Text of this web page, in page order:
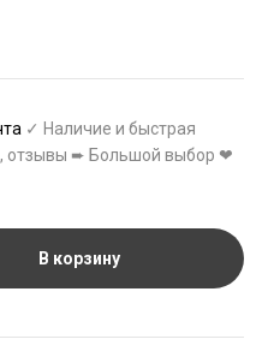
✓ Наличие и быстрая
отзывы ➨ Большой выбор ❤
В корзину